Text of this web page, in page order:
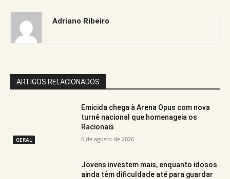
Adriano Ribeiro
ARTIGOS RELACIONADOS
GERAL
Emicida chega à Arena Opus com nova
turnê nacional que homenageia os
Racionais
6 de agosto de 2026
Jovens investem mais, enquanto idosos
ainda têm dificuldade até para guardar